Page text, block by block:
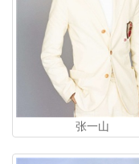
张一山